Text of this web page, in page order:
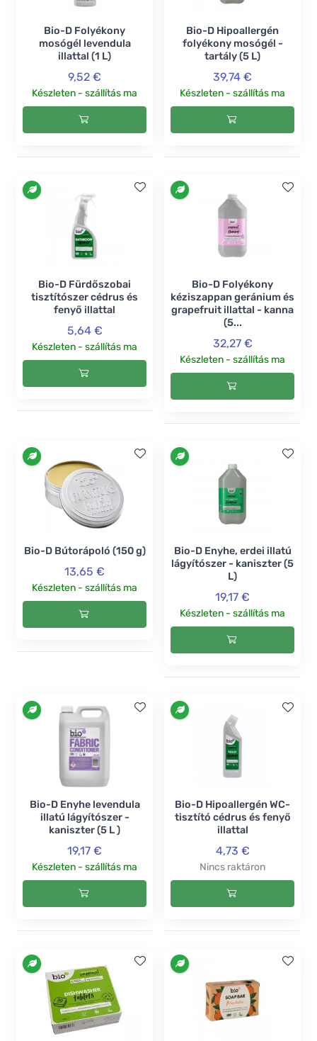
Bio-D Folyékony
mosógél levendula
illattal (1 L)
9,52 €
Készleten - szállítás ma
Bio-D Hipoallergén
folyékony mosógél -
tartály (5 L)
39,74 €
Készleten - szállítás ma
Bio-D Fürdőszobai
tisztítószer cédrus és
fenyő illattal
5,64 €
Készleten - szállítás ma
Bio-D Folyékony
kéziszappan geránium és
grapefruit illattal - kanna
(5...
32,27 €
Készleten - szállítás ma
Bio-D Bútorápoló (150 g)
13,65 €
Készleten - szállítás ma
Bio-D Enyhe, erdei illatú
lágyítószer - kaniszter (5
L)
19,17 €
Készleten - szállítás ma
Bio-D Enyhe levendula
illatú lágyítószer -
kaniszter (5 L )
19,17 €
Készleten - szállítás ma
Bio-D Hipoallergén WC-
tisztító cédrus és fenyő
illattal
4,73 €
Nincs raktáron